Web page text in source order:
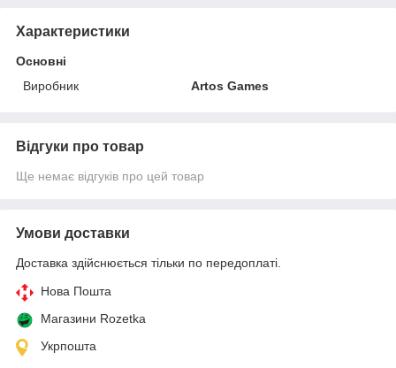
Характеристики
Основні
Виробник
Artos Games
Відгуки про товар
Ще немає відгуків про цей товар
Умови доставки
Доставка здійснюється тільки по передоплаті.
Нова Пошта
Магазини Rozetka
Укрпошта